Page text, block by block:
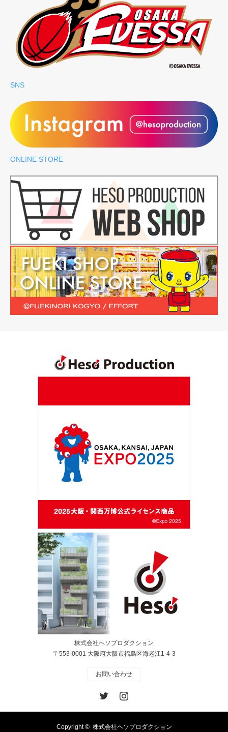
SNS
ONLINE STORE
株式会社ヘソプロダクション
〒553-0001 大阪府大阪市福島区海老江1-4-3
お問い合わせ
Copyright © 株式会社ヘソプロダクション